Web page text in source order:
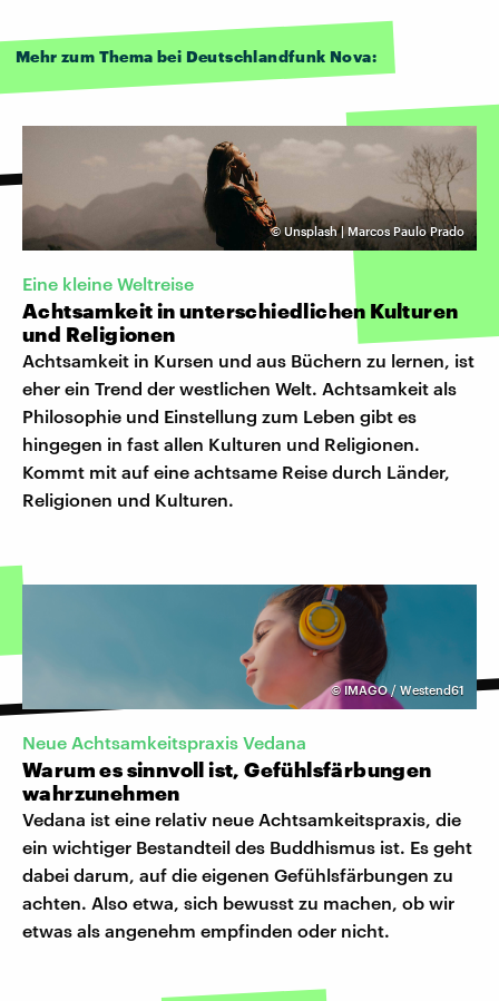
Mehr zum Thema bei Deutschlandfunk Nova:
©Unsplash | Marcos Paulo Prado
Eine kleine Weltreise
Achtsamkeit in unterschiedlichen Kulturen
und Religionen
Achtsamkeit in Kursen und aus Büchern zu lernen, ist
eher ein Trend der westlichen Welt. Achtsamkeit als
Philosophie und Einstellung zum Leben gibt es
hingegen in fast allen Kulturen und Religionen.
Kommt mit auf eine achtsame Reise durch Länder,
Religionen und Kulturen.
© IMAGO / Westend61
Neue Achtsamkeitspraxis Vedana
Warum es sinnvoll ist, Gefühlsfärbungen
wahrzunehmen
Vedana ist eine relativ neue Achtsamkeitspraxis, die
ein wichtiger Bestandteil des Buddhismus ist. Es geht
dabei darum, auf die eigenen Gefühlsfärbungen zu
achten. Also etwa, sich bewusst zu machen, ob wir
etwas als angenehm empfinden oder nicht.